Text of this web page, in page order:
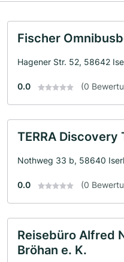
Fischer
Hagener Str. 52, 58642
0.0 (0
TERRA Discovery
Nothweg 33 b, 58640
0.0 (0
Reisebüro Alfred
Bröhan e. K.